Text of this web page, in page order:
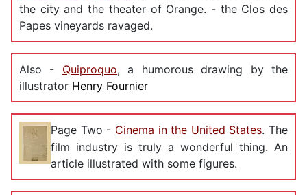
the city and the theater of Orange. - the Clos des
Papes vineyards ravaged.
Also - Quiproquo, a humorous drawing by the
illustrator Henry Fournier
Page Two - Cinema in the United States. The
film industry is truly a wonderful thing. An
article illustrated with some figures.